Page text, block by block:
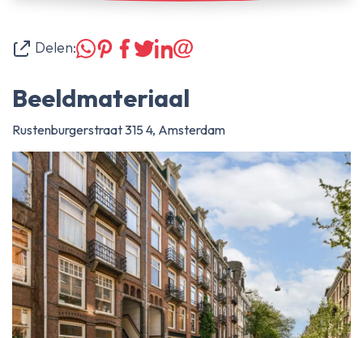
Delen:
Beeldmateriaal
Rustenburgerstraat 315 4, Amsterdam